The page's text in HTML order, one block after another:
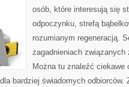
osób, które interesują się
odpoczynku, strefą
rozumianym regeneracją.
zagadnieniach
Można tu znaleźć ciekawe
bardziej świadomych odbiorców.